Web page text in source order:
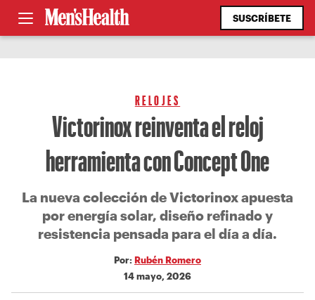
SUSCRÍBETE
RELOJES
Victorinox reinventa el reloj
herramienta con Concept One
La nueva colección de Victorinox apuesta
por energía solar, diseño refinado y
resistencia pensada para el día a día.
Por: Rubén Romero
14 mayo, 2026